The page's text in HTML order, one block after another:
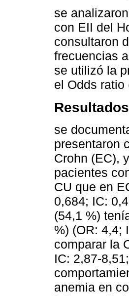
se
con EII del
consultaron
frecuencias
se utilizó la
el Odds ratio
se
presentaron
Crohn (EC),
pacientes
CU que en
0,684; IC:
(54,1 %)
%) (OR: 4,4;
comparar la
IC: 2,87-
anemia en